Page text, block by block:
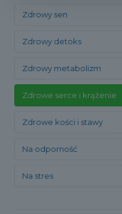
Zdrowy sen
Zdrowy detoks
Zdrowy metabolizm
Zdrowe serce i krążenie
Zdrowe kości i stawy
Na odporność
Na stres